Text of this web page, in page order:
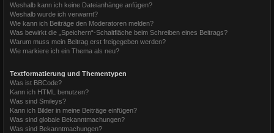
Weshalb kann ich keine Dateianhänge anfügen?
Weshalb wurde ich verwarnt?
Wie kann ich Beiträge den Moderatoren melden?
Was bewirkt die „Speichern“-Schaltfläche beim Schreiben eines Beitrags?
Warum muss mein Beitrag erst freigegeben werden?
Wie markiere ich ein Thema als neu?
Textformatierung und Thementypen
Was ist BBCode?
Kann ich HTML benutzen?
Was sind Smileys?
Kann ich Bilder in meine Beiträge einfügen?
Was sind globale Bekanntmachungen?
Was sind Bekanntmachungen?